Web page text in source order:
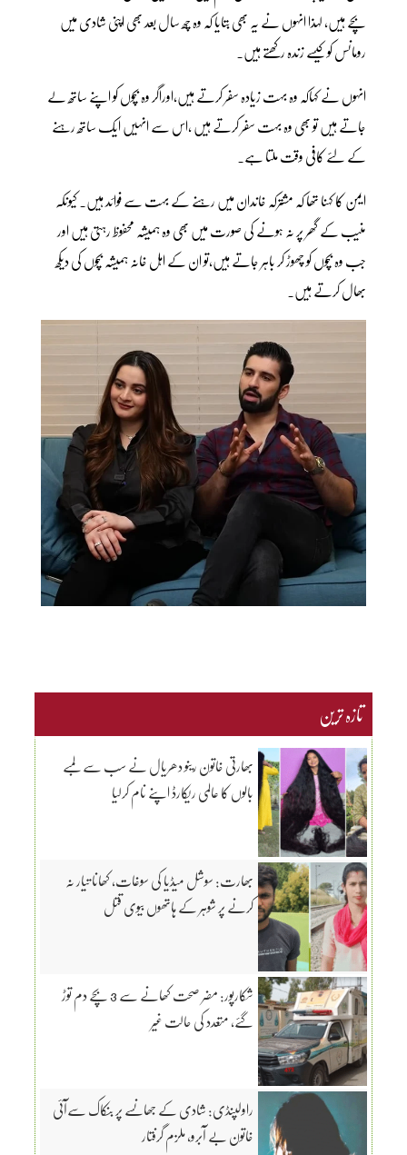
بچے ہیں، لہذا انہوں نے یہ بھی بتایا کہ وہ چھ سال بعد بھی اپنی شادی میں
رومانس کو کیسے زندہ رکھتے ہیں۔
انہوں نے کہاکہ وہ بہت زیادہ سفر کرتے ہیں،اوراگر وہ بچوں کو اپنے ساتھ لے
جاتے ہیں تو بھی وہ بہت سفر کرتے ہیں ،اس سے انہیں ایک ساتھ رہنے
کے لئے کافی وقت ملتا ہے۔
ایمن کا کہنا تھا کہ مشترکہ خاندان میں رہنے کے بہت سے فوائد ہیں۔ کیونکہ
منیب کے گھر پر نہ ہونے کی صورت میں بھی وہ ہمیشہ محفوظ رہتی ہیں اور
جب وہ بچوں کو چھوڑ کر باہر جاتے ہیں،تو ان کے اہل خانہ ہمیشہ بچوں کی دیکھ
بھال کرتے ہیں۔
تازہ ترین
بھارتی خاتون رینو دھریال نے سب سے لمبے
بالوں کا عالمی ریکارڈ اپنے نام کرلیا
بھارت: سوشل میڈیا کی سوغات، کھانا تیار نہ
کرنے پر شوہر کے ہاتھوں بیوی قتل
شکارپور: مضر صحت کھانے سے 3 بچے دم توڑ
گئے، متعدد کی حالت غیر
راولپنڈی: شادی کے جھانسے پر بنکاک سےآئی
خاتون بے آبرو، ملزم گرفتار